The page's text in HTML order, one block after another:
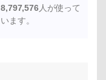
8,797,576人が使って
います。